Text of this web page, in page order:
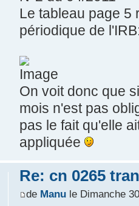
Le tableau page 5
périodique de
On voit donc que
mois n'est pas
pas le fait qu'elle
appliquée
Re: cn 0265
de Manule Dimanche